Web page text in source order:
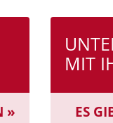
»
MIT
ES